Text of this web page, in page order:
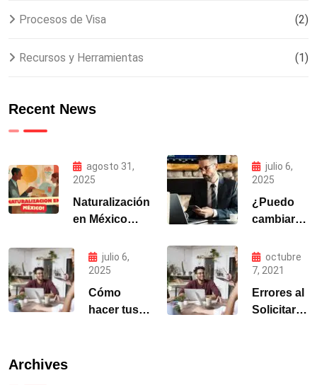
Procesos de Visa (2)
Recursos y Herramientas (1)
Recent News
agosto 31,
2025
Naturalización
en México
Requisitos
MIGRALAW
julio 6,
2025
¿Puedo
cambiar
migratorio
en México
si entré
como
julio 6,
2025
Cómo
hacer tus
octubre
7, 2021
Errores al
Solicitar
Archives